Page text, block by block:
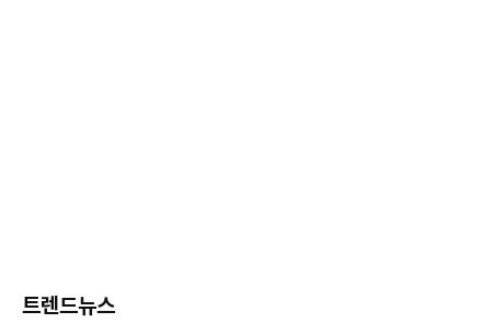
트렌드뉴스